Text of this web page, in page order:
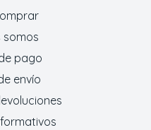
somos
pago
envío